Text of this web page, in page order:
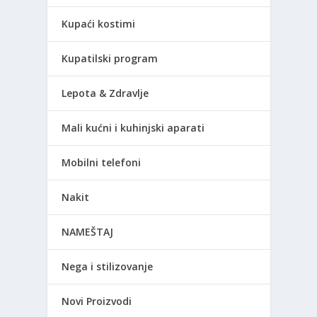
Kupaći kostimi
Kupatilski program
Lepota & Zdravlje
Mali kućni i kuhinjski aparati
Mobilni telefoni
Nakit
NAMEŠTAJ
Nega i stilizovanje
Novi Proizvodi